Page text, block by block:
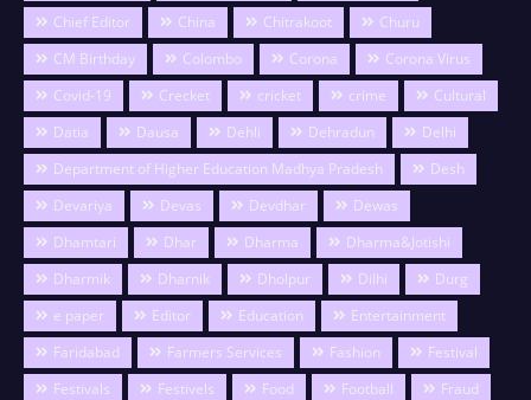
Chief Editor
China Chitrakoot
Churu
CM Birthday
Colombo Corona
Corona Virus
Covid-19
Crecket cricket crime
Cultural
Datia
Dausa Dehli Dehradun
Delhi
Department of Higher Education Madhya Pradesh
Desh
Devariya
Devas Devdhar
Dewas
Dhamtari
Dhar Dharma
Dharma&Jotishi
Dharmik
Dharnik Dholpur Dilhi
Durg
e paper
Editor Education
Entertainment
Faridabad
Farmers Services Fashion
Festival
Festivals
Festivels Food Football
Fraud